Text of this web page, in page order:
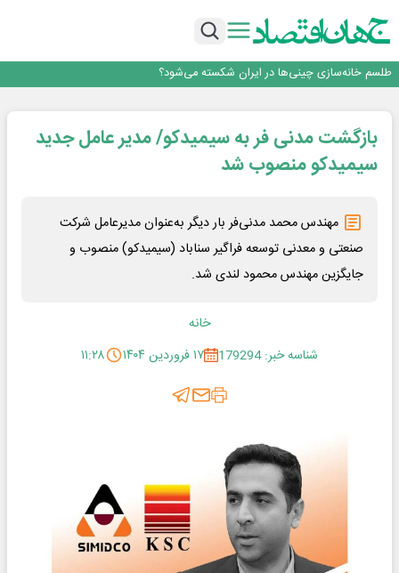
نرخ سود بانکی؛ تیغ دو لبه برای تولید و بازار سرمایه
طلسم خانه‌سازی چینی‌ها در ایران شکسته می‌شود؟
رییس‌کل بیمه مرکزی: برای حقوق مردم خط قرمز ندارم
نرخ سود بانکی؛ تیغ دو لبه برای تولید و بازار سرمایه
بازگشت مدنی فر به سیمیدکو/ مدیر عامل جدید
سیمیدکو منصوب شد
مهندس محمد مدنی‌فر بار دیگر به‌عنوان مدیرعامل شرکت
صنعتی و معدنی توسعه فراگیر سناباد (سیمیدکو) منصوب و
جایگزین مهندس محمود لندی شد.
خانه
شناسه خبر: 179294
۱۷ فروردین ۱۴۰۴ ۱۱:۲۸